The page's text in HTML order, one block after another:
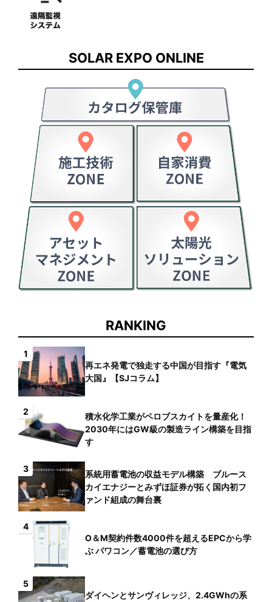
SOLAR EXPO ONLINE
RANKING
1
再エネ発電で独走する中国が目指す『電気
大国』【SJコラム】
2
積水化学工業がペロブスカイトを量産化！
2030年にはGW級の製造ライン構築を目指
す
3
系統用蓄電池の収益モデル構築 ブルース
カイエナジーとみずほ証券が拓く国内初フ
ァンド組成の舞台裏
4
O＆M契約件数4000件を超えるEPCから学
ぶ パワコン／蓄電池の選び方
5
ダイヘンとサンヴィレッジ、2.4GWhの系